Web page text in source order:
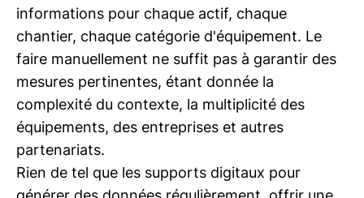
informations pour chaque actif, chaque
chantier, chaque catégorie d'équipement. Le
faire manuellement ne suffit pas à garantir des
mesures pertinentes, étant donnée la
complexité du contexte, la multiplicité des
équipements, des entreprises et autres
partenariats.
Rien de tel que les supports digitaux pour